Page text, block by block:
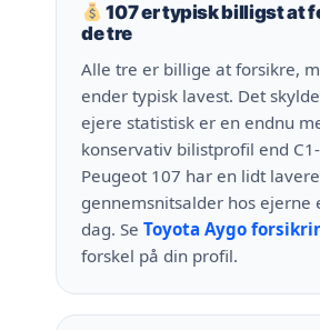
107 er typisk billigst at
de tre
Alle tre er billige at forsikre,
ender typisk lavest. Det
ejere statistisk er en endnu
konservativ bilistprofil end
Peugeot 107 har en lidt lavere
gennemsnitsalder hos ejerne
dag. SeToyota Aygo
forskel på din profil.